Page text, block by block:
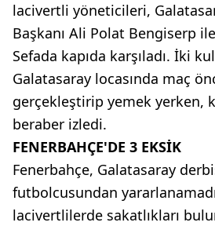
lacivertli yöneticileri,
Başkanı Ali Polat Bengiserp
Sefada kapıda karşıladı. İki
Galatasaray locasında maç
gerçekleştirip yemek yerken,
beraber izledi.
FENERBAHÇE'DE 3 EKSİK
Fenerbahçe, Galatasaray
futbolcusundan
lacivertlilerde sakatlıkları